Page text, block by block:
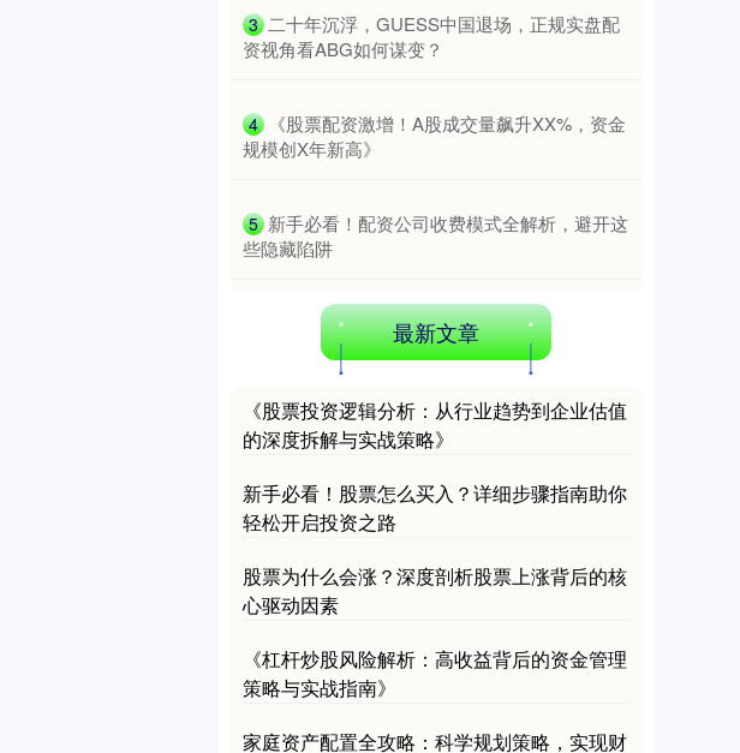
期指IC0 7730.00 -1.00 -0.01%
3 ​二十年沉浮，GUESS中国退场，正规实盘配
资视角看ABG如何谋变？
4
​《股票配资激增！A股成交量飙升XX%，资金
规模创X年新高》
5 ​新手必看！配资公司收费模式全解析，避开这
些隐藏陷阱
最新文章
《股票投资逻辑分析：从行业趋势到企业估值
的深度拆解与实战策略》
新手必看！股票怎么买入？详细步骤指南助你
轻松开启投资之路
股票为什么会涨？深度剖析股票上涨背后的核
心驱动因素
《杠杆炒股风险解析：高收益背后的资金管理
策略与实战指南》
家庭资产配置全攻略：科学规划策略，实现财